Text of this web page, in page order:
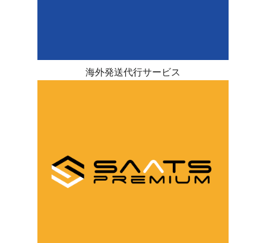
海外発送代行サービス